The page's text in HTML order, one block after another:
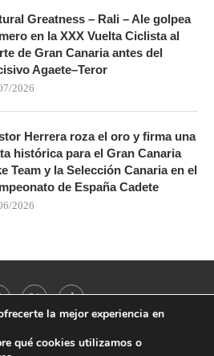
Greatness – Rali – Ale golpea
en la XXX Vuelta Ciclista al
de Gran Canaria antes del
Agaete–Teror
2026
Herrera roza el oro y firma una
histórica para el Gran Canaria
Team y la Selección Canaria en el
de España Cadete
2026
la mejor experiencia en
qué cookies utilizamos o